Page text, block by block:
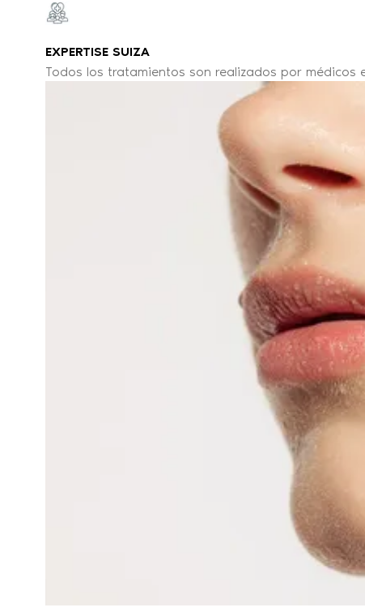
EXPERTISE SUIZA
Todos los tratamientos son realizados por médicos